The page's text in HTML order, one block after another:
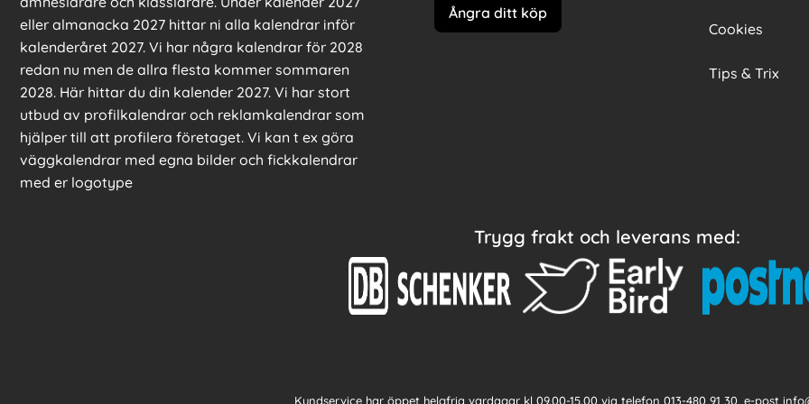
eller almanacka 2027 hittar ni alla kalendrar inför
kalenderåret 2027. Vi har några kalendrar för 2028
redan nu men de allra flesta kommer sommaren
2028. Här hittar du din kalender 2027. Vi har stort
utbud av profilkalendrar och reklamkalendrar som
hjälper till att profilera företaget. Vi kan t ex göra
väggkalendrar med egna bilder och fickkalendrar
med er logotype
Ångra ditt köp
Cookies
Tips & Trix
Trygg frakt och leverans med:
Kundservice har öppet helgfria vardagar kl 09.00-15.00 via telefon 013-480 91 30 , e-post